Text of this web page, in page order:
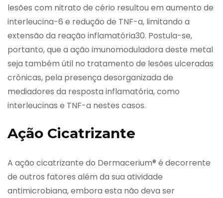
lesões com nitrato de cério resultou em aumento de
interleucina-6 e redução de TNF-a, limitando a
extensão da reação inflamatória30. Postula-se,
portanto, que a ação imunomoduladora deste metal
seja também útil no tratamento de lesões ulceradas
crônicas, pela presença desorganizada de
mediadores da resposta inflamatória, como
interleucinas e TNF-a nestes casos.
Ação Cicatrizante
A ação cicatrizante do Dermacerium® é decorrente
de outros fatores além da sua atividade
antimicrobiana, embora esta não deva ser